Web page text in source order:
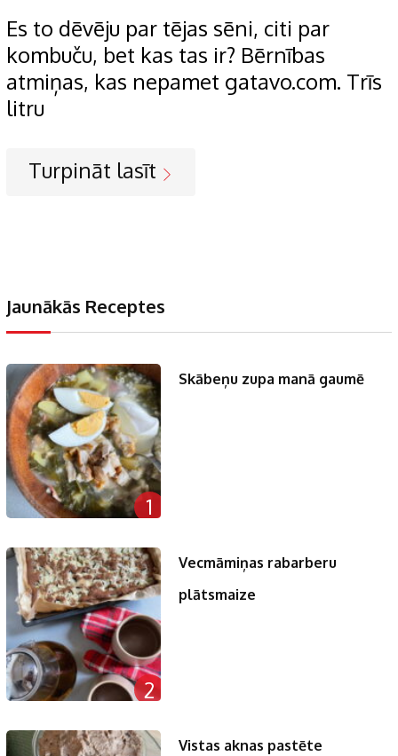
Es to dēvēju par tējas sēni, citi par
kombuču, bet kas tas ir? Bērnības
atmiņas, kas nepamet gatavo.com. Trīs
litru
Turpināt lasīt
Jaunākās Receptes
1
Skābeņu zupa manā gaumē
2
Vecmāmiņas rabarberu
plātsmaize
Vistas aknas pastēte